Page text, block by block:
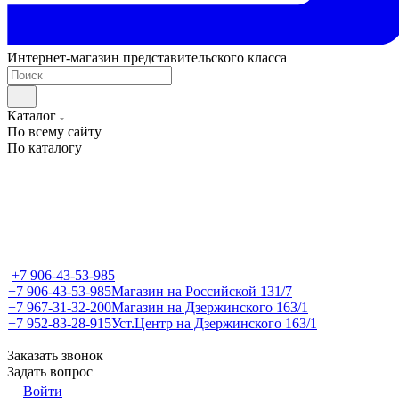
Интернет-магазин представительского класса
Каталог
По всему сайту
По каталогу
+7 906-43-53-985
+7 906-43-53-985Магазин на Российской 131/7
+7 967-31-32-200Магазин на Дзержинского 163/1
+7 952-83-28-915Уст.Центр на Дзержинского 163/1
Заказать звонок
Задать вопрос
Войти